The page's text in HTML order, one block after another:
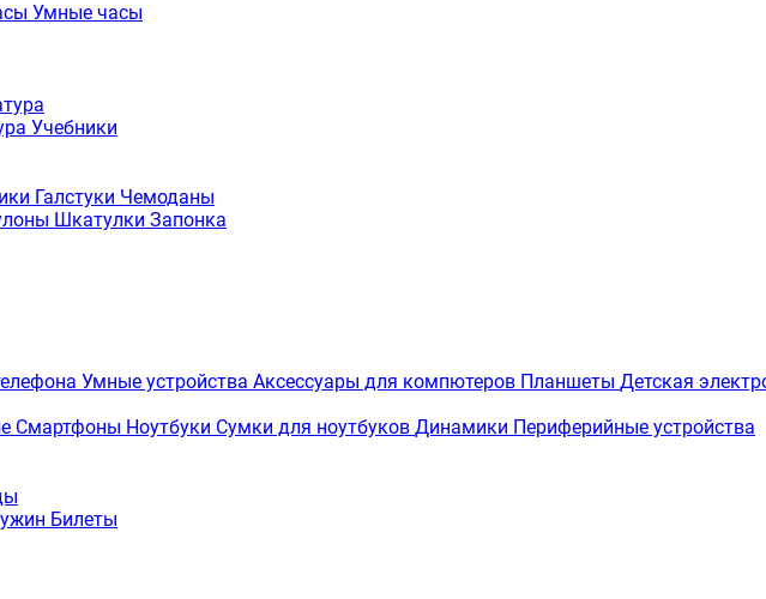
Умные часы
Учебники
Галстуки Чемоданы
Шкатулки Запонка
Умные устройства Аксессуары для компютеров Планшеты Детская
Смартфоны Ноутбуки Сумки для ноутбуков Динамики Периферийные устройства
Билеты